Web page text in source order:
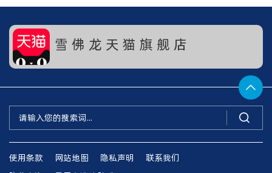
雪 佛 龙 天 猫 旗 舰 店


使用条款 网站地图 隐私声明
联系我们